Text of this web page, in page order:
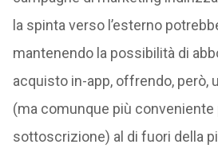
la spinta verso l’esterno
mantenendo la possibilità di
acquisto in-app, offrendo, però,
(ma comunque più
sottoscrizione) al di fuori della